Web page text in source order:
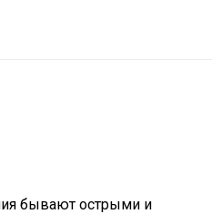
бывают острыми и